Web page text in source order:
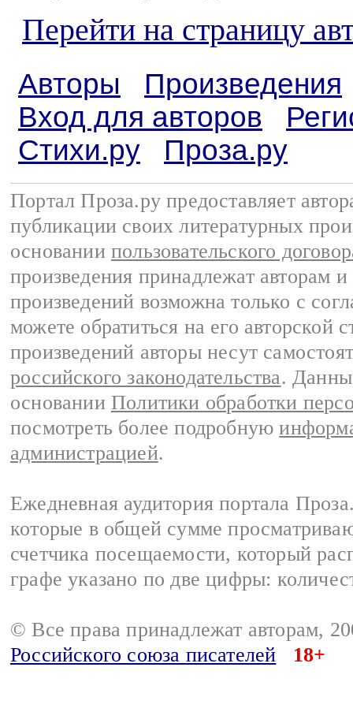
Перейти на страницу
Авторы
Произведения
Вход для авторов
Стихи.ру
Проза.ру
Портал Проза.ру предоставляет
публикации своих литературных
основании пользовательского
произведения принадлежат авторам
произведений возможна только с
можете обратиться на его авторской
произведений авторы несут
российского законодательства.
основании Политики обработки
посмотреть более подробную
администрацией.
Ежедневная аудитория портала
которые в общей сумме
счетчика посещаемости, который
графе указано по две цифры:
© Все права принадлежат авторам,
Российского союза писателей
18+